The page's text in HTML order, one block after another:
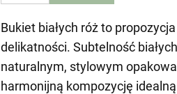
Bukiet białych róż to
delikatności. Subtelność
naturalnym, stylowym
harmonijną kompozycję